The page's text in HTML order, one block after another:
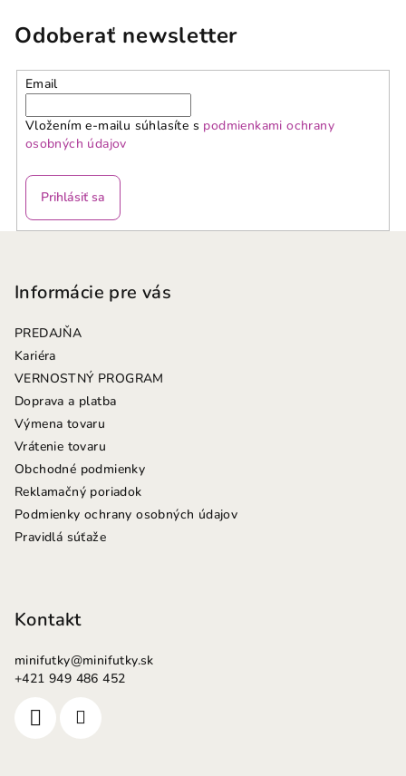
Odoberať newsletter
Email
Vložením e-mailu súhlasíte s podmienkami ochrany
osobných údajov
Prihlásiť sa
Informácie pre vás
PREDAJŇA
Kariéra
VERNOSTNÝ PROGRAM
Doprava a platba
Výmena tovaru
Vrátenie tovaru
Obchodné podmienky
Reklamačný poriadok
Podmienky ochrany osobných údajov
Pravidlá súťaže
Kontakt
minifutky@minifutky.sk
+421 949 486 452